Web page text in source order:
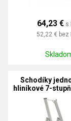
64,23 € s
52,22 € bez
Schodíky
hliníkové 7-